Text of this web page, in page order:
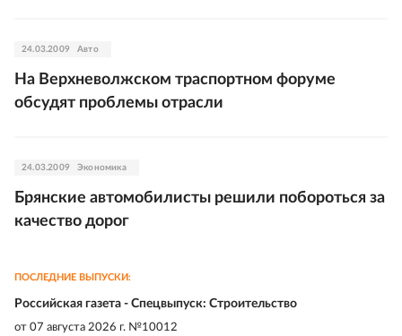
24.03.2009 Авто
На Верхневолжском траспортном форуме
обсудят проблемы отрасли
24.03.2009 Экономика
Брянские автомобилисты решили побороться за
качество дорог
ПОСЛЕДНИЕ ВЫПУСКИ:
Российская газета - Спецвыпуск: Строительство
от 07 августа 2026 г. №10012